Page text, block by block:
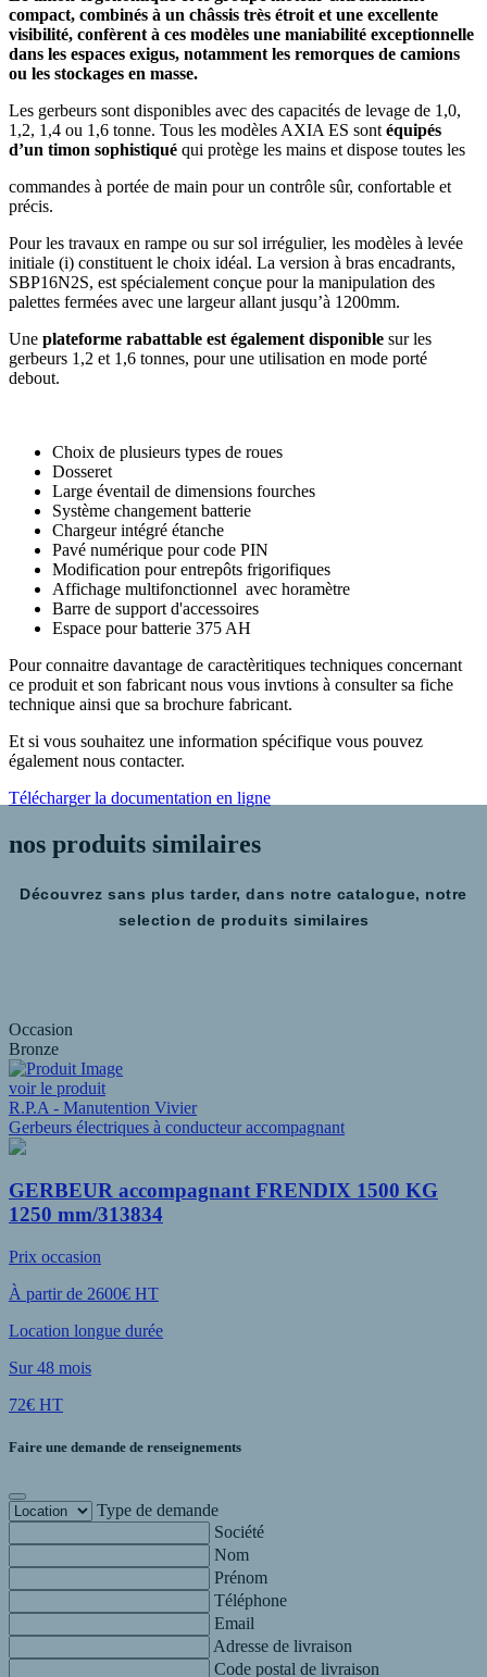
compact, combinés à un châssis très étroit et une excellente
visibilité, confèrent à ces modèles une maniabilité exceptionnelle
dans les espaces exigus, notamment les remorques de camions
ou les stockages en masse.
Les gerbeurs sont disponibles avec des capacités de levage de 1,0,
1,2, 1,4 ou 1,6 tonne. Tous les modèles AXIA ES sont équipés
d’un timon sophistiqué qui protège les mains et dispose toutes les
commandes à portée de main pour un contrôle sûr, confortable et
précis.
Pour les travaux en rampe ou sur sol irrégulier, les modèles à levée
initiale (i) constituent le choix idéal. La version à bras encadrants,
SBP16N2S, est spécialement conçue pour la manipulation des
palettes fermées avec une largeur allant jusqu’à 1200mm.
Une plateforme rabattable est également disponible sur les
gerbeurs 1,2 et 1,6 tonnes, pour une utilisation en mode porté
debout.
Choix de plusieurs types de roues
Dosseret
Large éventail de dimensions fourches
Système changement batterie
Chargeur intégré étanche
Pavé numérique pour code PIN
Modification pour entrepôts frigorifiques
Affichage multifonctionnel avec horamètre
Barre de support d'accessoires
Espace pour batterie 375 AH
Pour connaitre davantage de caractèritiques techniques concernant
ce produit et son fabricant nous vous invtions à consulter sa fiche
technique ainsi que sa brochure fabricant.
Et si vous souhaitez une information spécifique vous pouvez
également nous contacter.
Télécharger la documentation en ligne
nos produits similaires
Découvrez sans plus tarder, dans notre catalogue, notre
selection de produits similaires
Occasion
Bronze
voir le produit
R.P.A - Manutention Vivier
Gerbeurs électriques à conducteur accompagnant
GERBEUR accompagnant FRENDIX 1500 KG
1250 mm/313834
Prix occasion
À partir de 2600€ HT
Location longue durée
Sur 48 mois
72€ HT
Faire une demande de renseignements
Type de demande
Société
Nom
Prénom
Téléphone
Email
Adresse de livraison
Code postal de livraison